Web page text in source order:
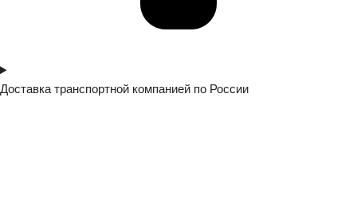
Доставка транспортной компанией по России